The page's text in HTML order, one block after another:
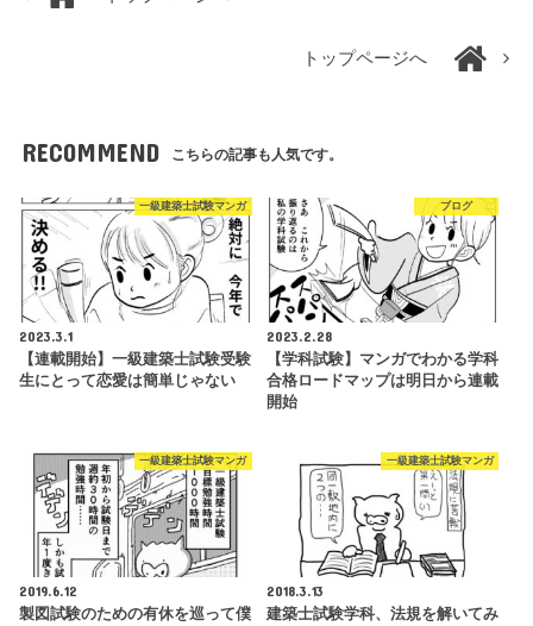
トップページへ
RECOMMEND こちらの記事も人気です。
一級建築士試験マンガ
2023.3.1
【連載開始】一級建築士試験受験
生にとって恋愛は簡単じゃない
ブログ
2023.2.28
【学科試験】マンガでわかる学科
合格ロードマップは明日から連載
開始
一級建築士試験マンガ
2019.6.12
製図試験のための有休を巡って僕
一級建築士試験マンガ
2018.3.13
建築士試験学科、法規を解いてみ